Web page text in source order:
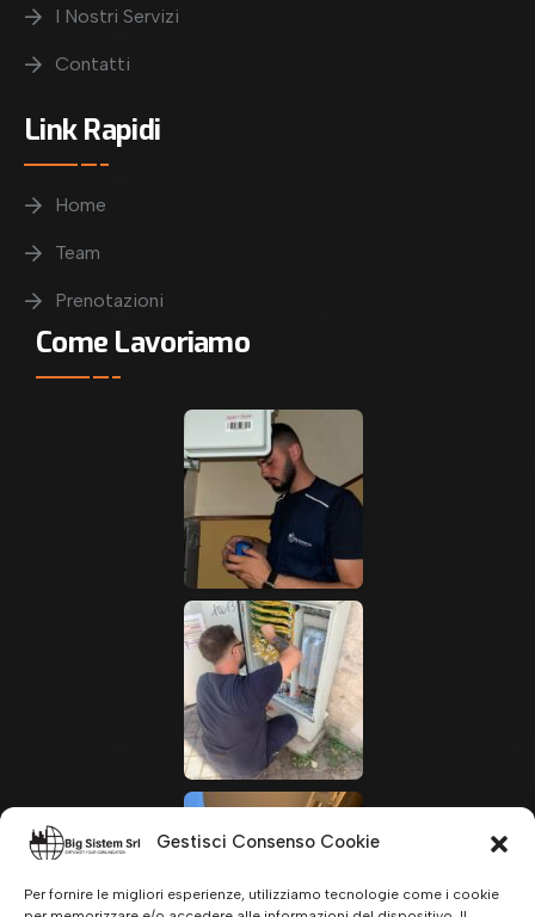
Gestisci Consenso Cookie
Per fornire le migliori esperienze, utilizziamo tecnologie come i cookie
I Nostri Servizi
Contatti
Link Rapidi
Home
Team
Prenotazioni
Come Lavoriamo